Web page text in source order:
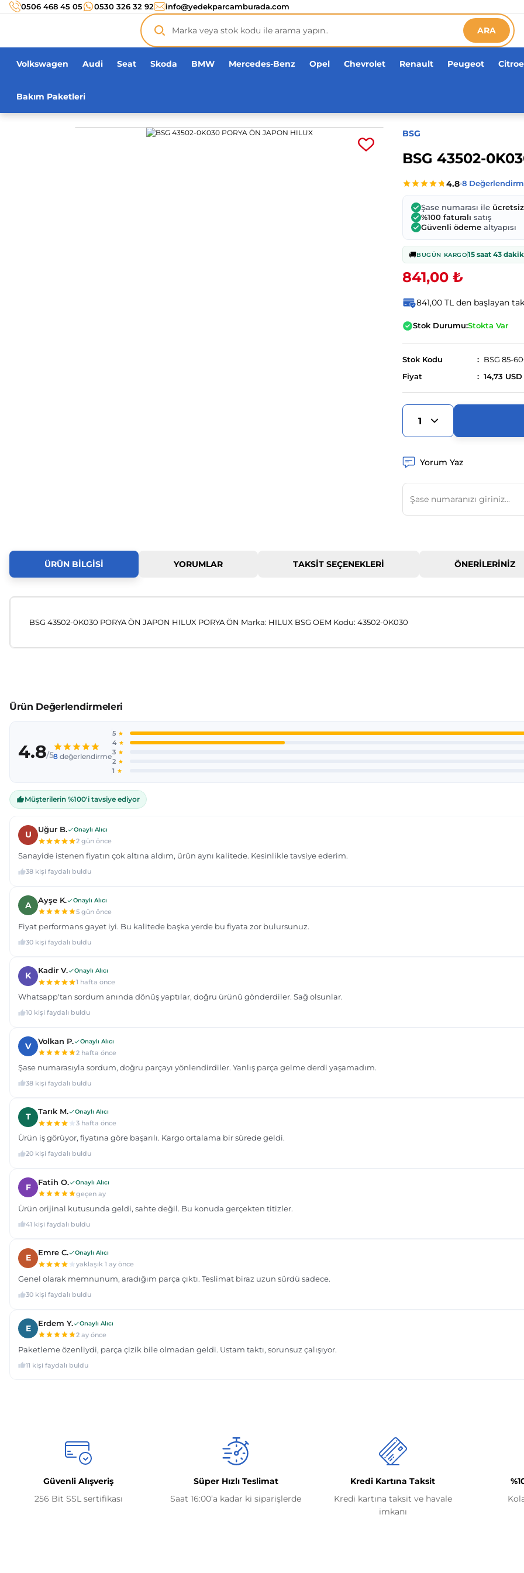
Türkiye’nin her noktasına 3000 TL ve üzerikargo ücretsiz!
Orijinal ürün
Üç yüz yirmi bin ürünadeti!
0506 468 45 05 0530 326 32 92 info@yedekparcamburada.com
ARA
Volkswagen Audi Seat Skoda BMW Mercedes-Benz Opel Chevrolet Renault Peugeot
Bakım Paketleri
BSG
BSG 43502-
Şase numarası ile
%100 faturalı satış
Güvenli ödeme altyapısı
🚚BUGÜN KARGO15 saat 43
841,00 ₺
841,00 TL den başlayan
Stok Durumu:Stokta Var
Stok Kodu
BSG 85-
Fiyat
14,73
Yorum Yaz
ÜRÜN BILGISI YORUMLAR TAKSIT SEÇENEKLERI ÖNERILERINIZ
BSG 43502-0K030 PORYA ÖN JAPON HILUX PORYA ÖN Marka: HILUX BSG OEM Kodu: 43502-0K030
Ürün açıklamasında eksik bilgiler bulunuyor.
Ürün bilgilerinde hatalar bulunuyor.
Ürün fiyatı diğer sitelerden daha pahalı.
Bu ürüne benzer farklı alternatifler olmalı.
Güvenli Alışveriş
256 Bit SSL sertifikası
Süper Hızlı Teslimat
Saat 16:00’a kadar ki siparişlerde
Kredi Kartına Taksit
Kredi kartına taksit ve havale
imkanı